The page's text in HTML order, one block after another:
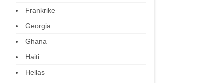
Frankrike
Georgia
Ghana
Haiti
Hellas